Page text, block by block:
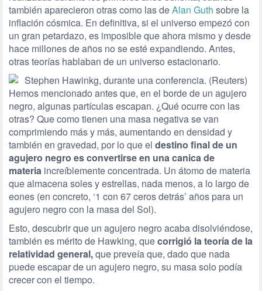
también aparecieron otras como las deAlan Guth sobre la
inflación cósmica. En definitiva, si el universo empezó con
un gran petardazo, es imposible que ahora mismo y desde
hace millones de años no se esté expandiendo. Antes,
otras teorías hablaban de un universo estacionario.
Hemos mencionado antes que, en el borde de un agujero
negro, algunas partículas escapan. ¿Qué ocurre con las
otras? Que como tienen una masa negativa se van
comprimiendo más y más, aumentando en densidad y
también en gravedad, por lo que el destino final de un
agujero negro es convertirse en una canica de
materia increíblemente concentrada. Un átomo de materia
que almacena soles y estrellas, nada menos, a lo largo de
eones (en concreto, ‘1 con 67 ceros detrás’ años para un
agujero negro con la masa del Sol).
Esto, descubrir que un agujero negro acaba disolviéndose,
también es mérito de Hawking, quecorrigió la teoría de la
relatividad general,que preveía que, dado que nada
puede escapar de un agujero negro, su masa solo podía
crecer con el tiempo.